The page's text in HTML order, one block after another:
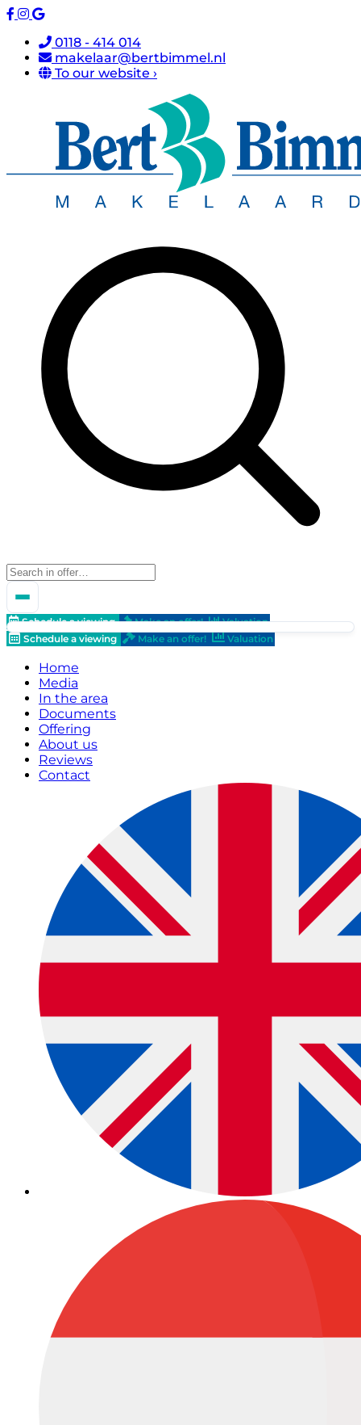
0118 - 414 014
makelaar@bertbimmel.nl
To our website ›
Schedule a viewing Make an offer!
Valuation
Schedule a viewing
Make an offer! Valuation
Home
Media
In the area
Documents
Offering
About us
Reviews
Contact